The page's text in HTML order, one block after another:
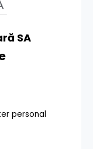
SA
personal